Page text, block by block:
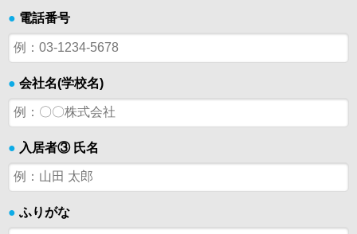
● 電話番号
● 会社名(学校名)
● 入居者③ 氏名
● ふりがな